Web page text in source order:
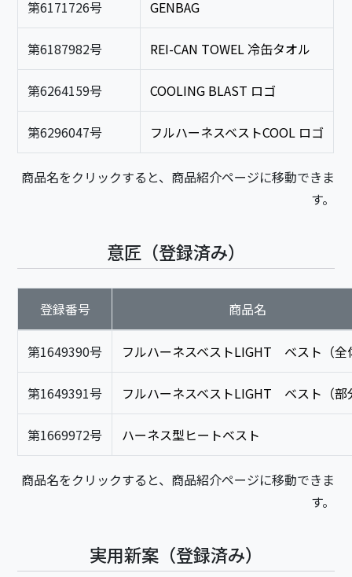
第6171726号 GENBAG
第6187982号 REI-CAN TOWEL 冷缶タオル
第6264159号 COOLING BLAST ロゴ
第6296047号 フルハーネスベストCOOL ロゴ
商品名をクリックすると、商品紹介ページに移動できま
す。
意匠（登録済み）
登録番号 商品名
第1649390号 フルハーネスベストLIGHT ベスト（全
第1649391号 フルハーネスベストLIGHT ベスト（部
第1669972号 ハーネス型ヒートベスト
商品名をクリックすると、商品紹介ページに移動できま
す。
実用新案（登録済み）